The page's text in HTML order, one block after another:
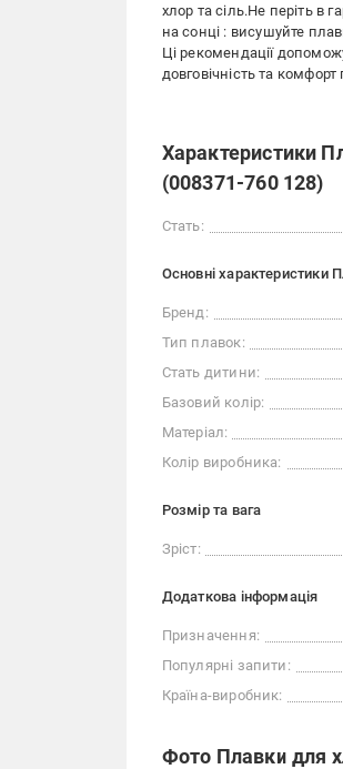
хлор та сіль.Не періть в
на сонці : висушуйте
Ці рекомендації
довговічність та
Характеристики
(008371-760 128)
Стать:
Основні характеристики
Бренд:
Тип плавок:
Стать дитини:
Базовий колір:
Матеріал:
Колір виробника:
Розмір та вага
Зріст:
Додаткова інформація
Призначення:
Популярні запити:
Країна-виробник:
Фото Плавки для